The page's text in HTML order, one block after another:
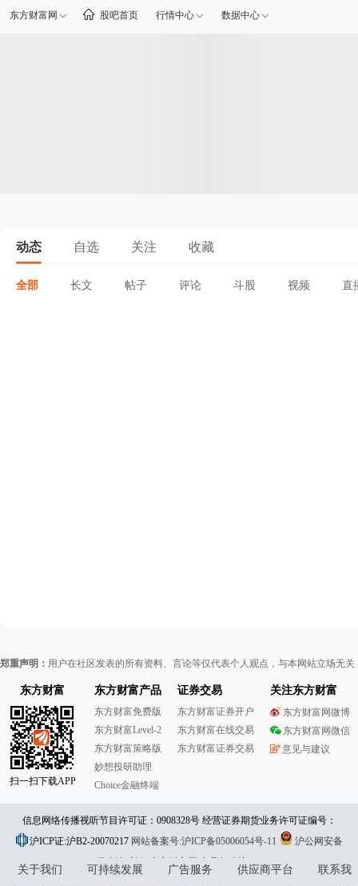
东方财富网 股吧首页 行情中心 数据中心
动态 自选 关注 收藏
全部 长文 帖子 评论 斗股 视频 直
郑重声明： 用户在社区发表的所有资料、言论等仅代表个人观点，与本网站立场无
东方财富
扫一扫下载APP
东方财富产品
东方财富免费版
东方财富Level-2
东方财富策略版
妙想投研助理
Choice金融终端
证券交易
东方财富证券开户
东方财富在线交易
东方财富证券交易
关注东方财富
东方财富网微博
东方财富网微信
意见与建议
信息网络传播视听节目许可证：0908328号 经营证券期货业务许可证编号：
913101046312860336 违法和不良信息举报:021-61278686 举报邮箱：
jubao@eastmoney.com
沪ICP证:沪B2-20070217 网站备案号:沪ICP备05006054号-11
沪公网安备
31010402000120号版权所有:东方财富网意见与建议:4000300059/952500
关于我们 可持续发展 广告服务 供应商平台
联系我